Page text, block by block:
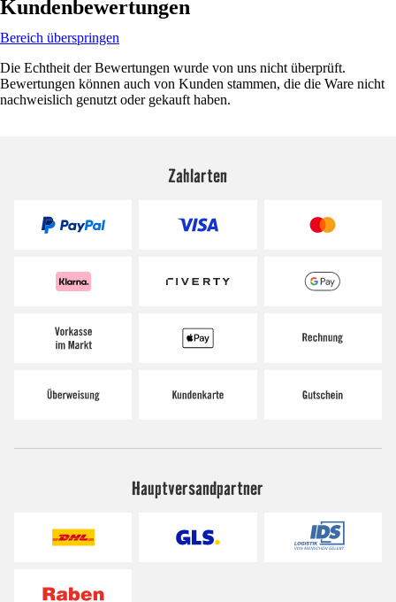
Kundenbewertungen
Bereich überspringen
Die Echtheit der Bewertungen wurde von uns nicht überprüft.
Bewertungen können auch von Kunden stammen, die die Ware nicht
nachweislich genutzt oder gekauft haben.
Zahlarten
Hauptversandpartner